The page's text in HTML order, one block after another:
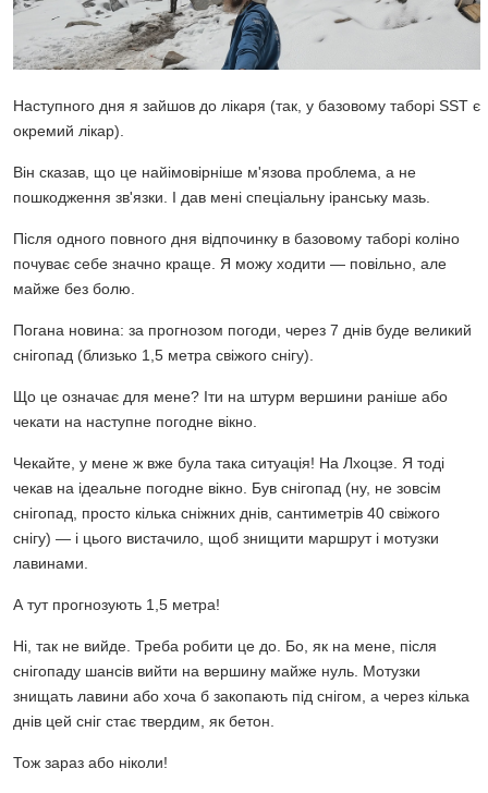
Наступного дня я зайшов до лікаря (так, у базовому таборі SST є
окремий лікар).
Він сказав, що це найімовірніше м'язова проблема, а не
пошкодження зв'язки. І дав мені спеціальну іранську мазь.
Після одного повного дня відпочинку в базовому таборі коліно
почуває себе значно краще. Я можу ходити — повільно, але
майже без болю.
Погана новина: за прогнозом погоди, через 7 днів буде великий
снігопад (близько 1,5 метра свіжого снігу).
Що це означає для мене? Іти на штурм вершини раніше або
чекати на наступне погодне вікно.
Чекайте, у мене ж вже була така ситуація! На Лхоцзе. Я тоді
чекав на ідеальне погодне вікно. Був снігопад (ну, не зовсім
снігопад, просто кілька сніжних днів, сантиметрів 40 свіжого
снігу) — і цього вистачило, щоб знищити маршрут і мотузки
лавинами.
А тут прогнозують 1,5 метра!
Ні, так не вийде. Треба робити це до. Бо, як на мене, після
снігопаду шансів вийти на вершину майже нуль. Мотузки
знищать лавини або хоча б закопають під снігом, а через кілька
днів цей сніг стає твердим, як бетон.
Тож зараз або ніколи!